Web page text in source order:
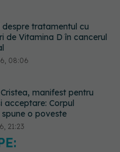
manifest pentru
acceptare: Corpul
o poveste
21:23
la Fundeni demontează
cele mai răspândite
diabet
11:52